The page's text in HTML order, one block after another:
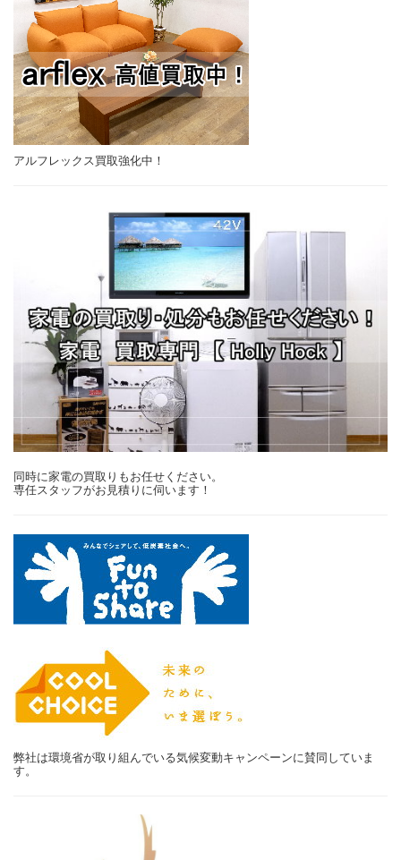
アルフレックス買取強化中！
同時に家電の買取りもお任せください。
専任スタッフがお見積りに伺います！
弊社は環境省が取り組んでいる気候変動キャンペーンに賛同していま
す。